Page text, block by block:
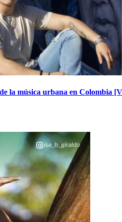
la música urbana en Colombia